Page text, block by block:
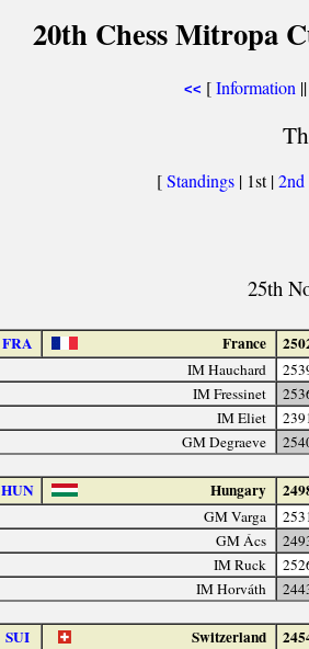
20th Chess Mitropa
<< [Information
[Standings | 1st |2nd
25th
FRA France
IM Hauchard
IM Fressinet
IM Eliet
GM Degraeve
HUN Hungary
GM Varga
GM Ács
IM Ruck
IM Horváth
SUI Switzerland